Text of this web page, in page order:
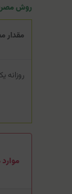
روش
مقدار